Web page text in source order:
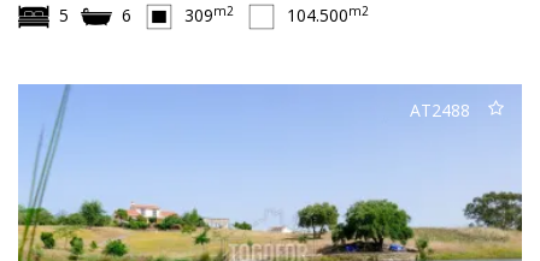
5 6 309m2 104.500m2
AT2488